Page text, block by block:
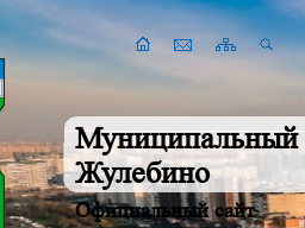
Муниципальный
Жулебино
Официальный сайт